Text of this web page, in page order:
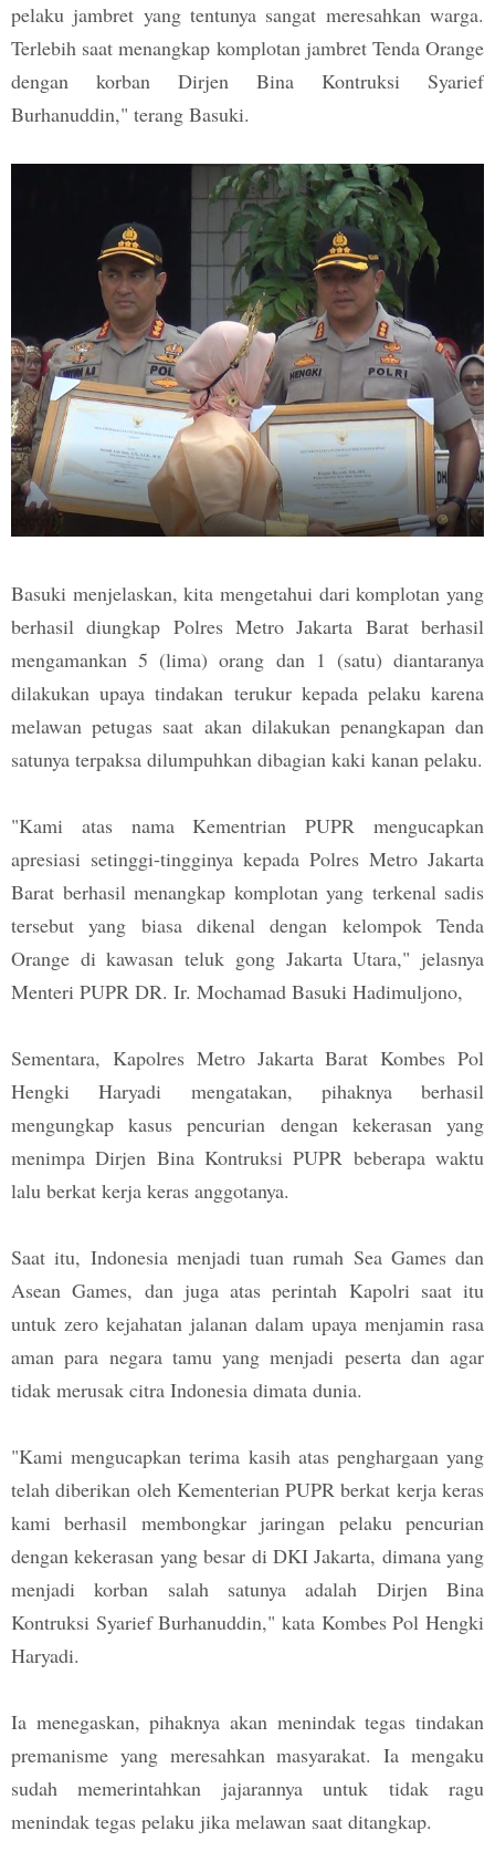
pelaku jambret yang tentunya sangat meresahkan warga.
Terlebih saat menangkap komplotan jambret Tenda Orange
dengan korban Dirjen Bina Kontruksi Syarief
Burhanuddin," terang Basuki.
Basuki menjelaskan, kita mengetahui dari komplotan yang
berhasil diungkap Polres Metro Jakarta Barat berhasil
mengamankan 5 (lima) orang dan 1 (satu) diantaranya
dilakukan upaya tindakan terukur kepada pelaku karena
melawan petugas saat akan dilakukan penangkapan dan
satunya terpaksa dilumpuhkan dibagian kaki kanan pelaku.
"Kami atas nama Kementrian PUPR mengucapkan
apresiasi setinggi-tingginya kepada Polres Metro Jakarta
Barat berhasil menangkap komplotan yang terkenal sadis
tersebut yang biasa dikenal dengan kelompok Tenda
Orange di kawasan teluk gong Jakarta Utara," jelasnya
Menteri PUPR DR. Ir. Mochamad Basuki Hadimuljono,
Sementara, Kapolres Metro Jakarta Barat Kombes Pol
Hengki Haryadi mengatakan, pihaknya berhasil
mengungkap kasus pencurian dengan kekerasan yang
menimpa Dirjen Bina Kontruksi PUPR beberapa waktu
lalu berkat kerja keras anggotanya.
Saat itu, Indonesia menjadi tuan rumah Sea Games dan
Asean Games, dan juga atas perintah Kapolri saat itu
untuk zero kejahatan jalanan dalam upaya menjamin rasa
aman para negara tamu yang menjadi peserta dan agar
tidak merusak citra Indonesia dimata dunia.
"Kami mengucapkan terima kasih atas penghargaan yang
telah diberikan oleh Kementerian PUPR berkat kerja keras
kami berhasil membongkar jaringan pelaku pencurian
dengan kekerasan yang besar di DKI Jakarta, dimana yang
menjadi korban salah satunya adalah Dirjen Bina
Kontruksi Syarief Burhanuddin," kata Kombes Pol Hengki
Haryadi.
Ia menegaskan, pihaknya akan menindak tegas tindakan
premanisme yang meresahkan masyarakat. Ia mengaku
sudah memerintahkan jajarannya untuk tidak ragu
menindak tegas pelaku jika melawan saat ditangkap.